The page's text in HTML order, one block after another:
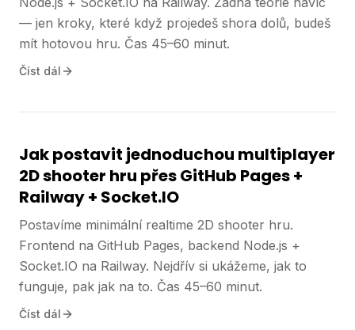
— jen kroky, které když projedeš shora dolů, budeš
mít hotovou hru. Čas 45–60 minut.
Číst dál
Jak postavit jednoduchou multiplayer
2D shooter hru přes GitHub Pages +
Railway + Socket.IO
Postavíme minimální realtime 2D shooter hru.
Frontend na GitHub Pages, backend Node.js +
Socket.IO na Railway. Nejdřív si ukážeme, jak to
funguje, pak jak na to. Čas 45–60 minut.
Číst dál